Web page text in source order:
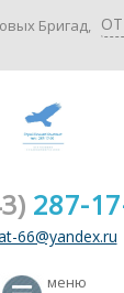
Бригад,
287-
66@yandex.ru
меню